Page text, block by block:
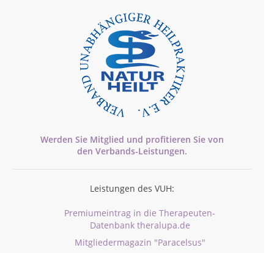
Werden Sie Mitglied und profitieren Sie von
den Verbands-Leistungen.
Leistungen des VUH:
Premiumeintrag in die Therapeuten-
Datenbank theralupa.de
Mitgliedermagazin "Paracelsus"